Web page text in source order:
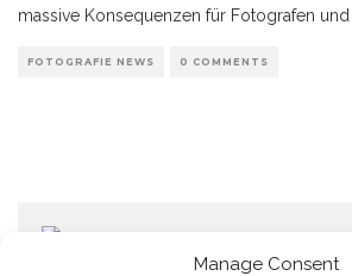
Manage Consent
massive Konsequenzen für Fotografen
FOTOGRAFIE NEWS 0 COMMENTS